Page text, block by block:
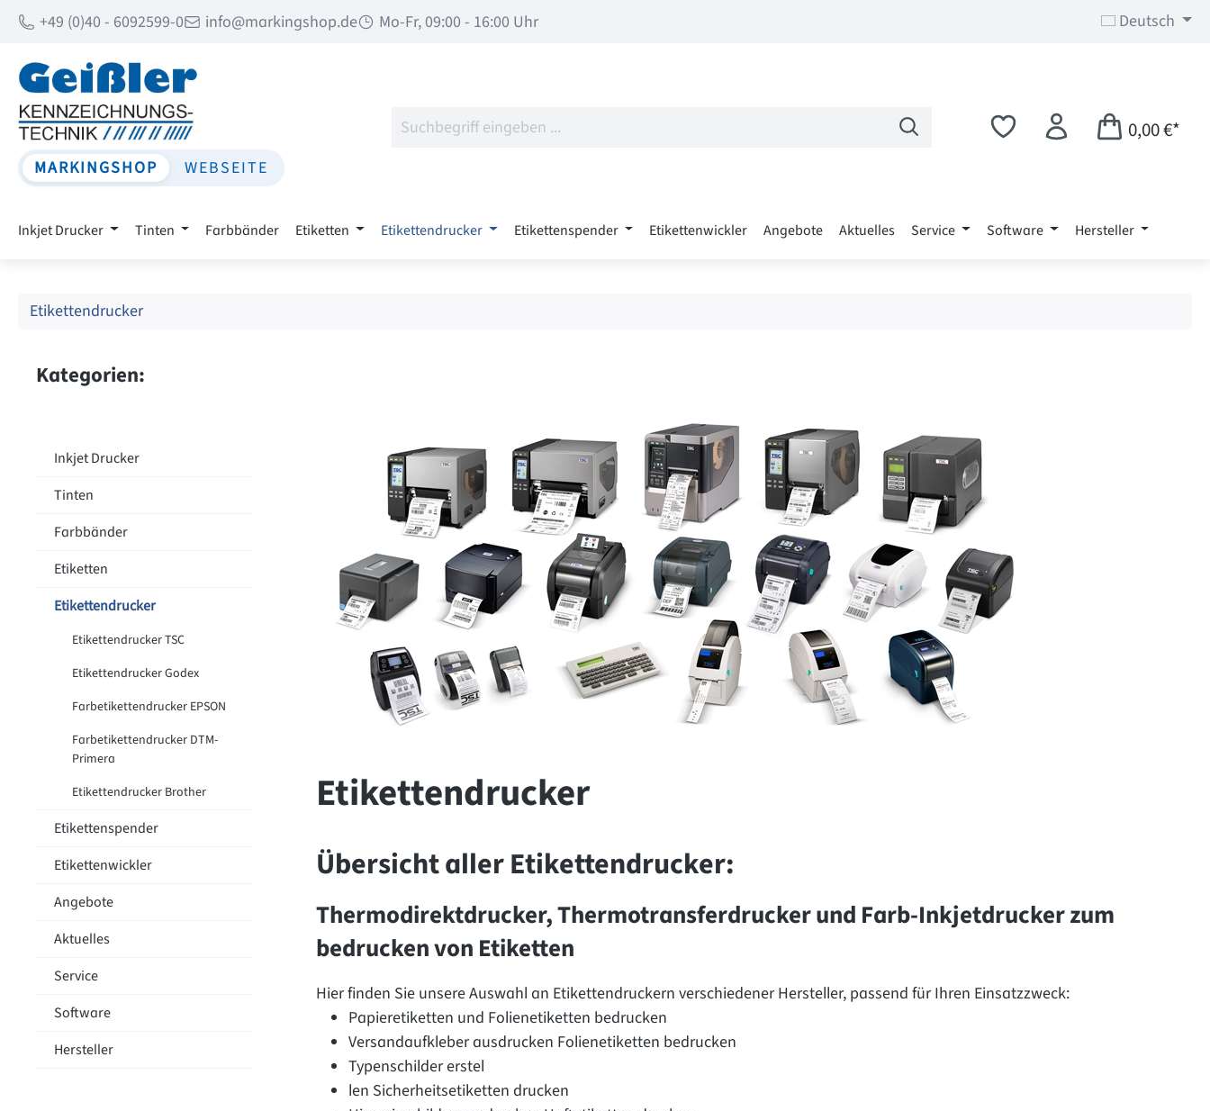
Hauptinhalt springen
Zur Suche springen
Zur Hauptnavigation springen
+49 (0)40 - 6092599-0 info@markingshop.de Mo-Fr, 09:00 - 16:00 Uhr Deutsch
MARKINGSHOP WEBSEITE
0,00 €*
Inkjet Drucker Tinten Farbbänder Etiketten Etikettendrucker Etikettenspender Etikettenwickler Angebote Aktuelles Service Software Hersteller
Etikettendrucker
Kategorien:
Inkjet Drucker
Tinten
Farbbänder
Etiketten
Etikettendrucker
Etikettendrucker TSC
Etikettendrucker Godex
Farbetikettendrucker EPSON
Farbetikettendrucker DTM-
Primera
Etikettendrucker Brother
Etikettenspender
Etikettenwickler
Angebote
Aktuelles
Service
Software
Hersteller
Etikettendrucker
Übersicht aller Etikettendrucker:
Thermodirektdrucker, Thermotransferdrucker und Farb-Inkjetdrucker zum
bedrucken von Etiketten
Hier finden Sie unsere Auswahl an Etikettendruckern verschiedener Hersteller, passend für Ihren Einsatzzweck:
Papieretiketten und Folienetiketten bedrucken
Versandaufkleber ausdrucken Folienetiketten bedrucken
Typenschilder erstel
len Sicherheitsetiketten drucken